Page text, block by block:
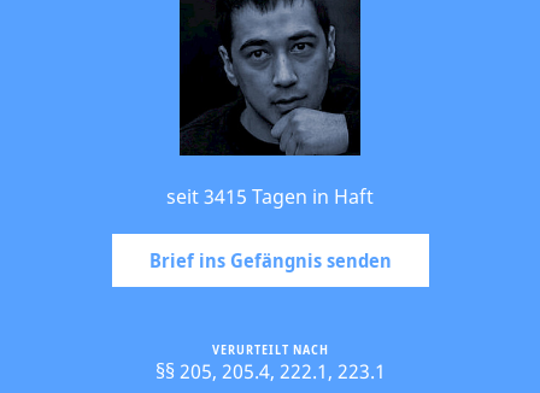
seit 3415 Tagen in Haft
Brief ins Gefängnis senden
VERURTEILT NACH
§§ 205, 205.4, 222.1, 223.1